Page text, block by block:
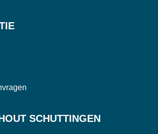
SCHUTTINGEN